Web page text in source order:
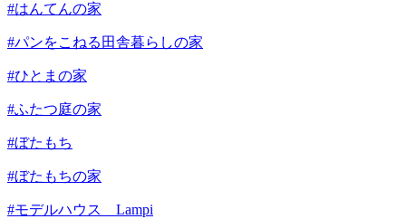
#はんてんの家
#パンをこねる田舎暮らしの家
#ひとまの家
#ふたつ庭の家
#ぼたもち
#ぼたもちの家
#モデルハウス Lampi